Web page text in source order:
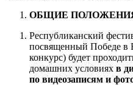
ОБЩИЕ
Республиканский
посвященный Победе в
конкурс) будет
домашних условиях в
по видеозаписям и